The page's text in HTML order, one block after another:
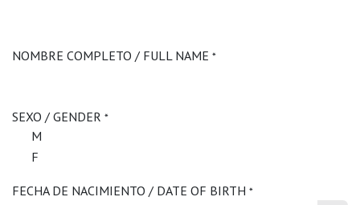
NOMBRE COMPLETO / FULL NAME *
SEXO / GENDER *
M
F
FECHA DE NACIMIENTO / DATE OF BIRTH *